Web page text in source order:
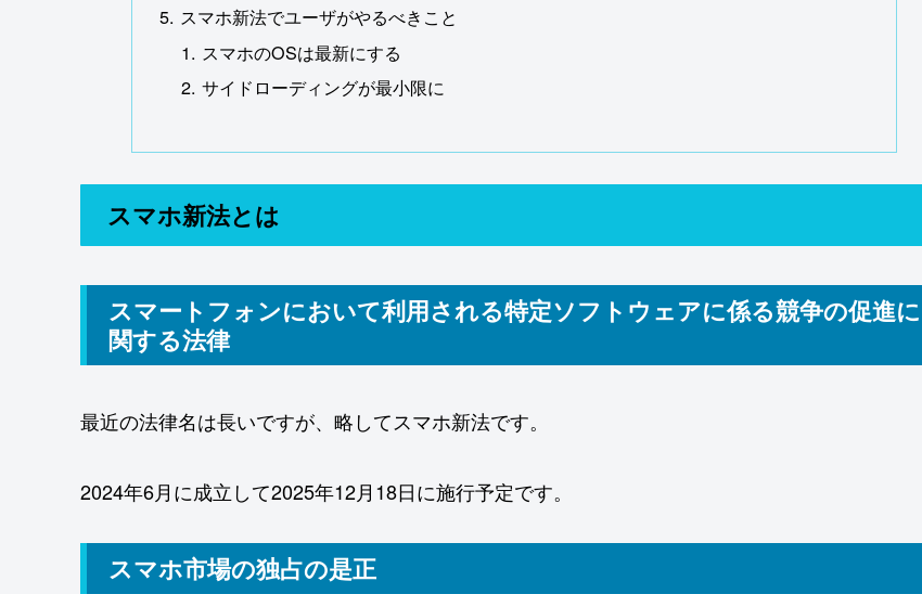
スマホ新法でユーザがやるべきこと
スマホのOSは最新にする
サイドローディングが最小限に
スマホ新法とは
スマートフォンにおいて利用される特定ソフトウェアに係る競争の促進に
関する法律
最近の法律名は長いですが、略してスマホ新法です。
2024年6月に成立して2025年12月18日に施行予定です。
スマホ市場の独占の是正